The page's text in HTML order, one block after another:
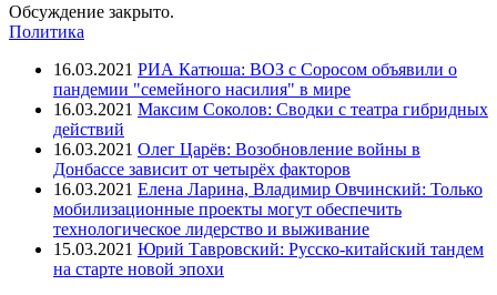
Обсуждение закрыто.
Политика
16.03.2021 РИА Катюша: ВОЗ с Соросом объявили о
пандемии "семейного насилия" в мире
16.03.2021 Максим Соколов: Сводки с театра гибридных
действий
16.03.2021 Олег Царёв: Возобновление войны в
Донбассе зависит от четырёх факторов
16.03.2021 Елена Ларина, Владимир Овчинский: Только
мобилизационные проекты могут обеспечить
технологическое лидерство и выживание
15.03.2021 Юрий Тавровский: Русско-китайский тандем
на старте новой эпохи